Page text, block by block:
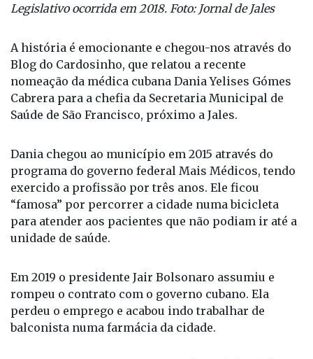
Legislativo ocorrida em 2018. Foto: Jornal de Jales
A história é emocionante e chegou-nos através do
Blog do Cardosinho, que relatou a recente
nomeação da médica cubana Dania Yelises Gómes
Cabrera para a chefia da Secretaria Municipal de
Saúde de São Francisco, próximo a Jales.
Dania chegou ao município em 2015 através do
programa do governo federal Mais Médicos, tendo
exercido a profissão por três anos. Ele ficou
“famosa” por percorrer a cidade numa bicicleta
para atender aos pacientes que não podiam ir até a
unidade de saúde.
Em 2019 o presidente Jair Bolsonaro assumiu e
rompeu o contrato com o governo cubano. Ela
perdeu o emprego e acabou indo trabalhar de
balconista numa farmácia da cidade.